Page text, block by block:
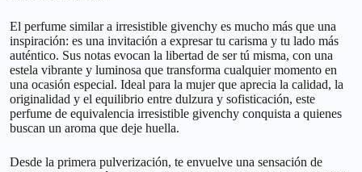
El perfume similar a irresistible givenchy es mucho más que una
inspiración: es una invitación a expresar tu carisma y tu lado más
auténtico. Sus notas evocan la libertad de ser tú misma, con una
estela vibrante y luminosa que transforma cualquier momento en
una ocasión especial. Ideal para la mujer que aprecia la calidad, la
originalidad y el equilibrio entre dulzura y sofisticación, este
perfume de equivalencia irresistible givenchy conquista a quienes
buscan un aroma que deje huella.
Desde la primera pulverización, te envuelve una sensación de